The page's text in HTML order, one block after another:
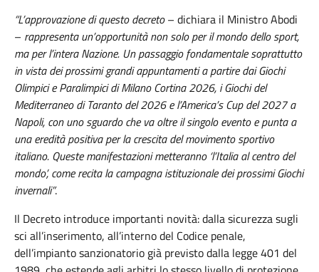
“L’approvazione di questo decreto– dichiara il Ministro Abodi
– rappresenta un’opportunità non solo per il mondo dello sport,
ma per l’intera Nazione. Un passaggio fondamentale soprattutto
in vista dei prossimi grandi appuntamenti a partire dai Giochi
Olimpici e Paralimpici di Milano Cortina 2026, i Giochi del
Mediterraneo di Taranto del 2026 e l’America’s Cup del 2027 a
Napoli, con uno sguardo che va oltre il singolo evento e punta a
una eredità positiva per la crescita del movimento sportivo
italiano. Queste manifestazioni metteranno ‘l’Italia al centro del
mondo’, come recita la campagna istituzionale dei prossimi Giochi
invernali”.
Il Decreto introduce importanti novità: dalla sicurezza sugli
sci all’inserimento, all’interno del Codice penale,
dell’impianto sanzionatorio già previsto dalla legge 401 del